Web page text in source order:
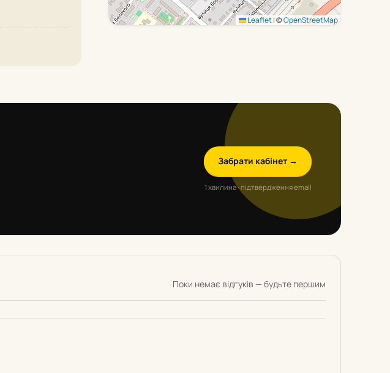
Leaflet|©OpenStreetMap
Забрати кабінет →
1 хвилина · підтвердження email
Поки немає відгуків — будьте першим